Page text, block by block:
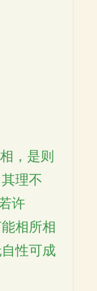
，是则
理不
许
相所相
性可成